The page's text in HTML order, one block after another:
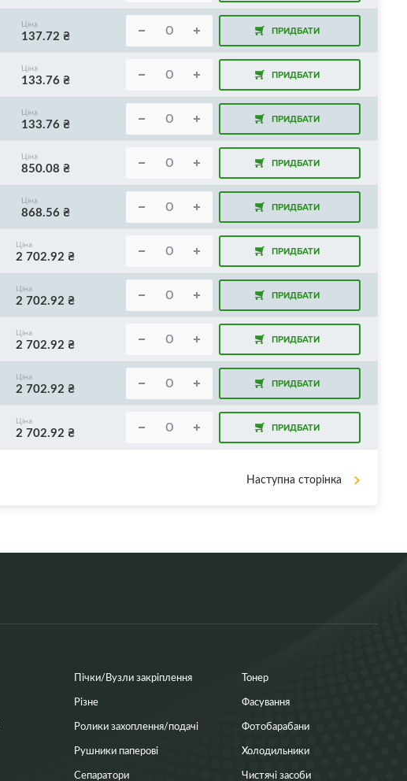
Ціна
137.72 ₴ ПРИДБАТИ
Ціна
133.76 ₴ ПРИДБАТИ
Ціна
133.76 ₴ ПРИДБАТИ
Ціна
850.08 ₴ ПРИДБАТИ
Ціна
868.56 ₴ ПРИДБАТИ
Ціна
2 702.92 ₴ ПРИДБАТИ
Ціна
2 702.92 ₴ ПРИДБАТИ
Ціна
2 702.92 ₴ ПРИДБАТИ
Ціна
2 702.92 ₴ ПРИДБАТИ
Ціна
2 702.92 ₴ ПРИДБАТИ
Наступна сторінка
Пічки/Вузли закріплення
Різне
Ролики захоплення/подачі
Рушники паперові
Сепаратори
Тонер
Фасування
Фотобарабани
Холодильники
Чистячі засоби